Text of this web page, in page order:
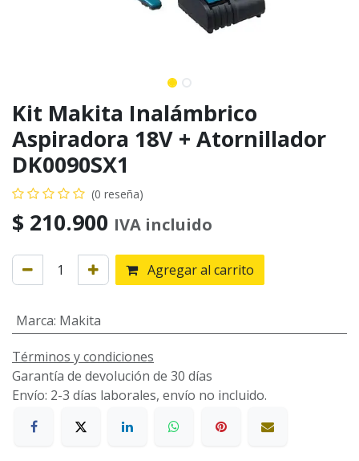
Kit Makita Inalámbrico
Aspiradora 18V + Atornillador
DK0090SX1
(0 reseña)
$ 210.900 IVA incluido
Agregar al carrito
Marca: Makita
Términos y condiciones
Garantía de devolución de 30 días
Envío: 2-3 días laborales, envío no incluido.